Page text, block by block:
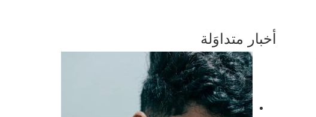
أخبار متداوَلة